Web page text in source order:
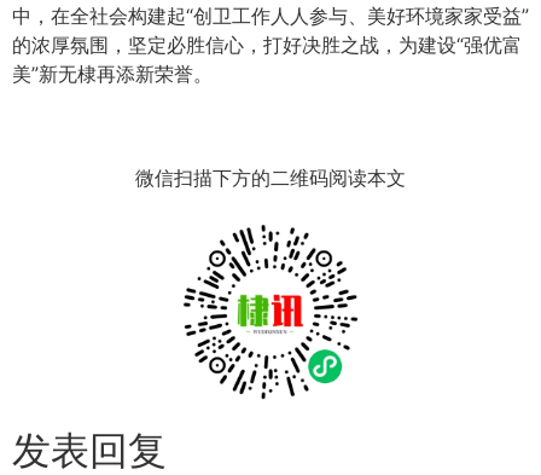
中，在全社会构建起“创卫工作人人参与、美好环境家家受益”
的浓厚氛围，坚定必胜信心，打好决胜之战，为建设“强优富
美”新无棣再添新荣誉。
微信扫描下方的二维码阅读本文
发表回复